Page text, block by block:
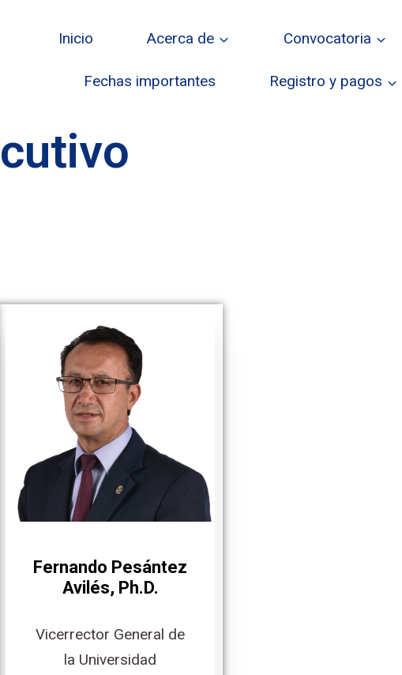
Inicio Acerca de Convocatoria
Fechas importantes Registro y pagos
Fernando Pesántez
Avilés, Ph.D.
Vicerrector General de
la Universidad